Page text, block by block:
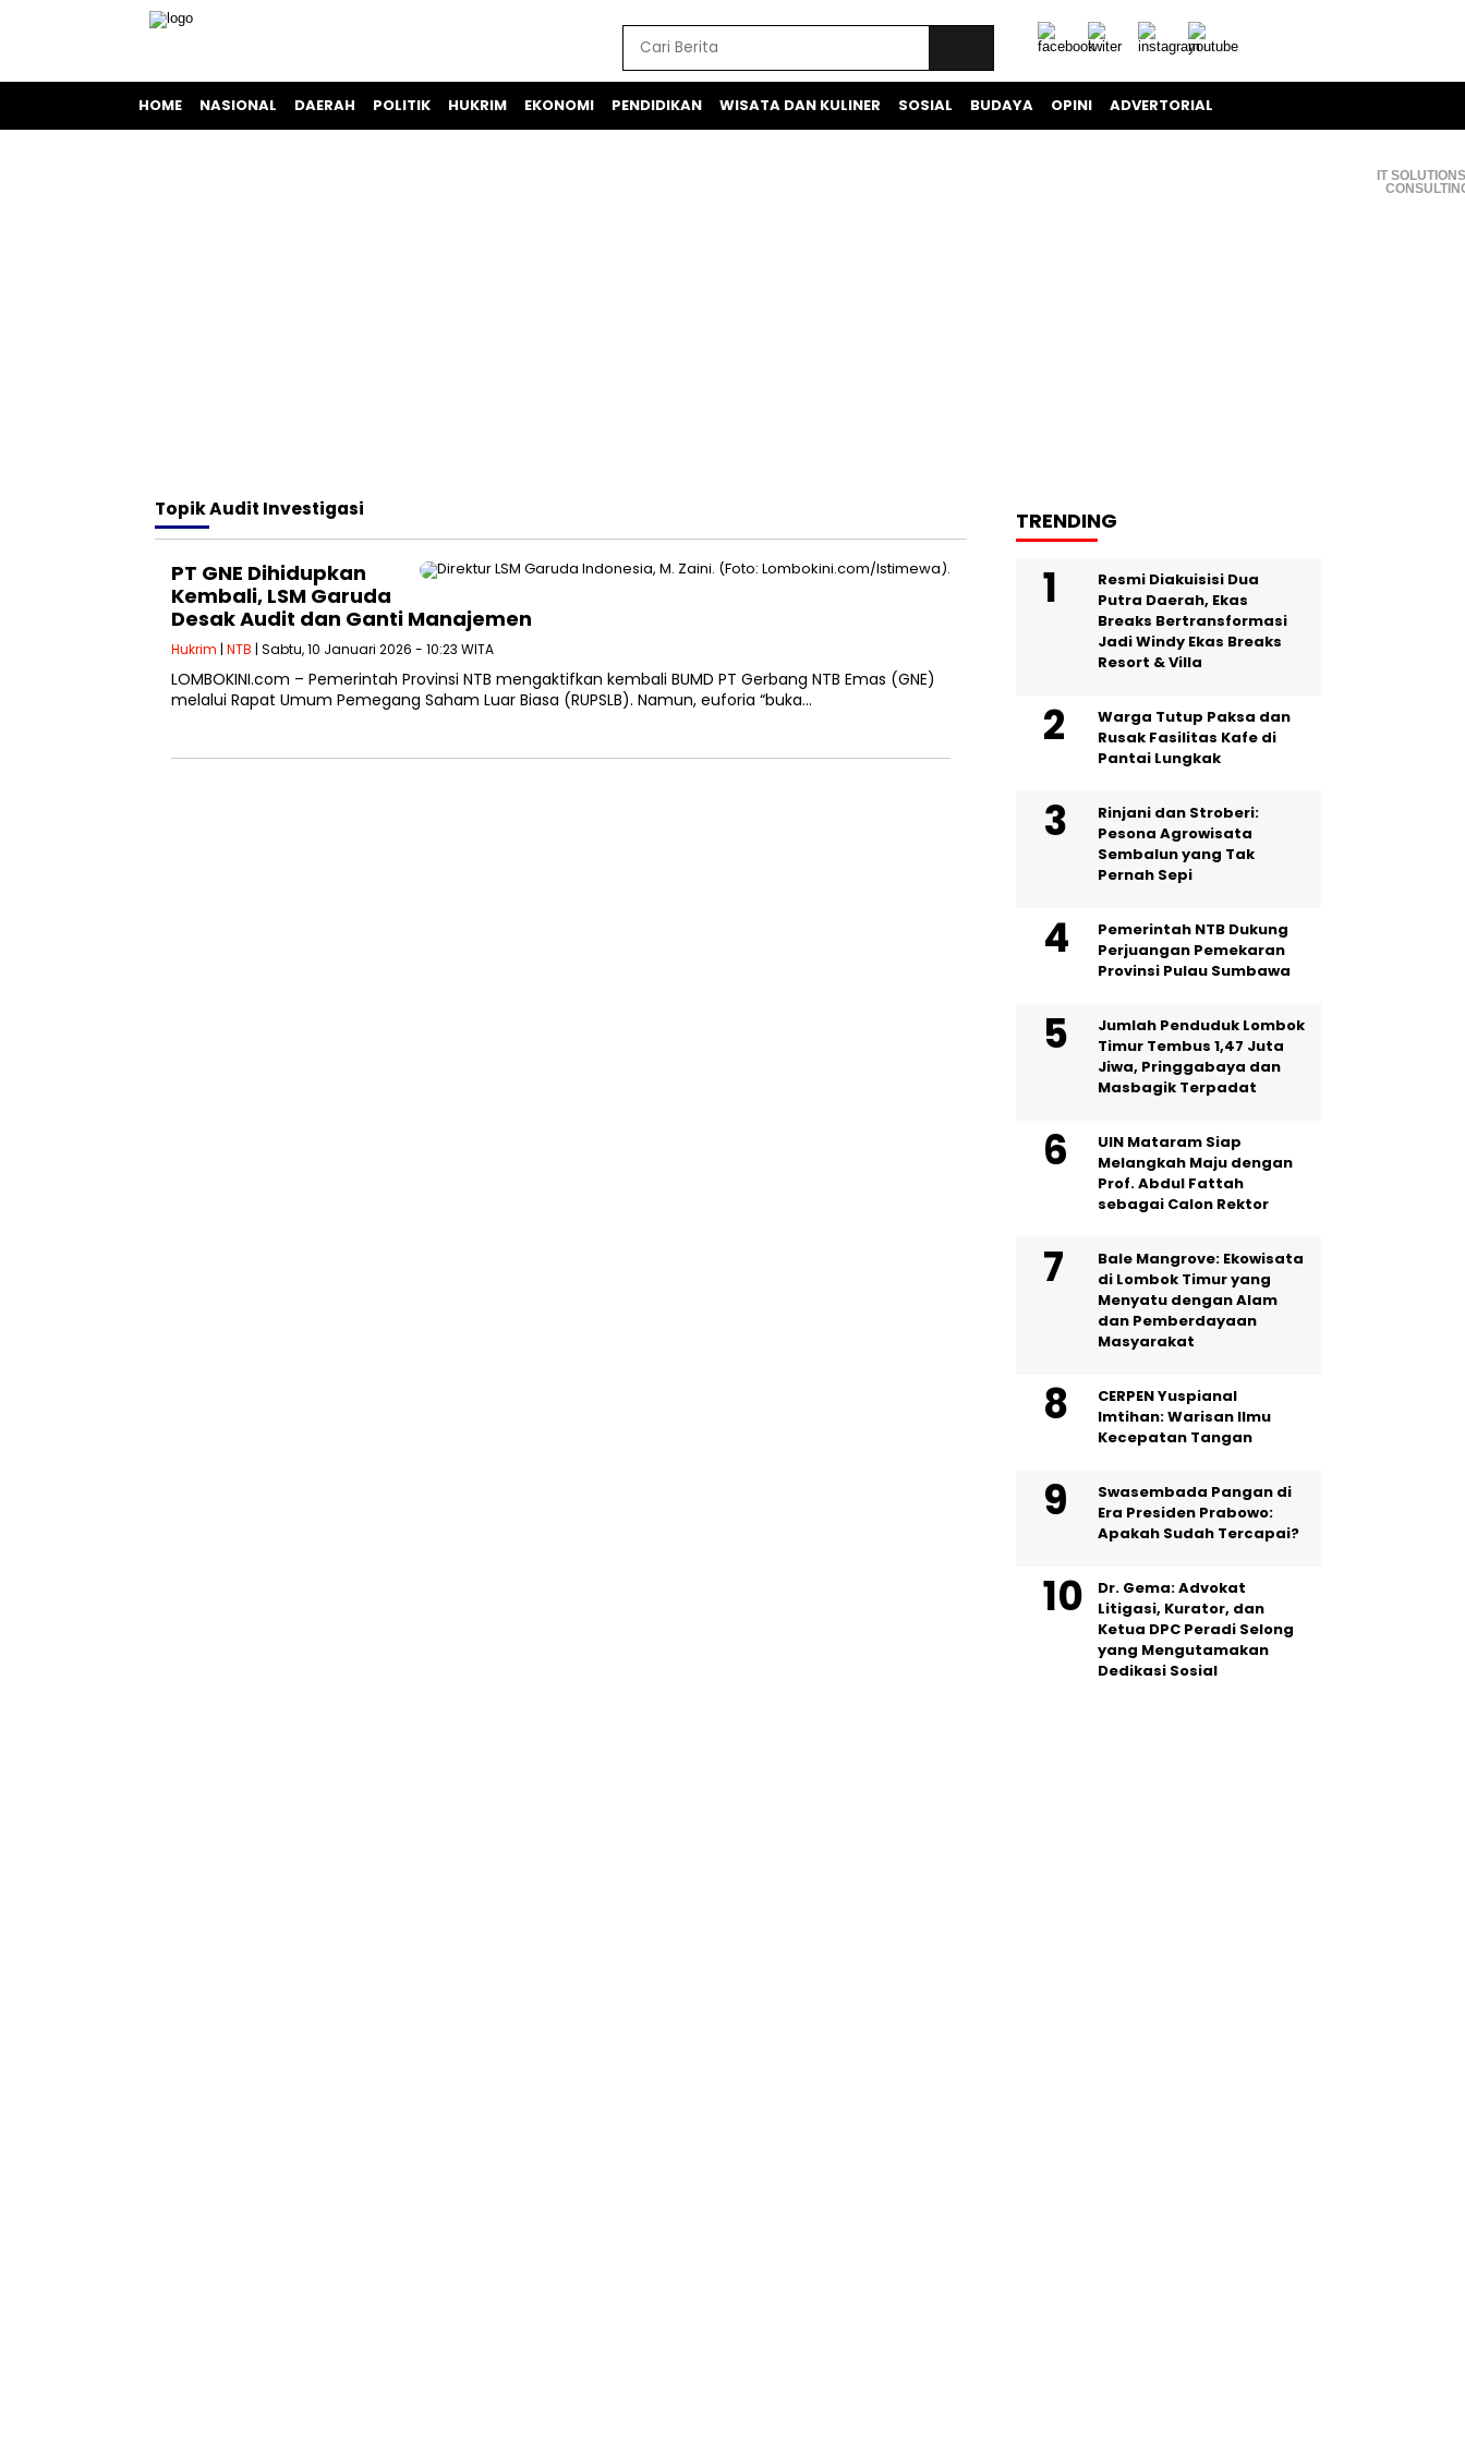
HOME NASIONAL DAERAH POLITIK HUKRIM EKONOMI PENDIDIKAN WISATA DAN KULINER SOSIAL BUDAYA OPINI ADVERTORIAL
IT
TopikAudit Investigasi
PT GNE Dihidupkan
Kembali, LSM Garuda
Desak Audit dan Ganti Manajemen
Hukrim | NTB | Sabtu, 10 Januari 2026 - 10:23 WITA
LOMBOKINI.com – Pemerintah Provinsi NTB mengaktifkan kembali BUMD PT Gerbang NTB Emas (GNE)
melalui Rapat Umum Pemegang Saham Luar Biasa (RUPSLB). Namun, euforia “buka…
TRENDING
Resmi Diakuisisi Dua
Putra Daerah, Ekas
Breaks Bertransformasi
Jadi Windy Ekas Breaks
Resort & Villa
Warga Tutup Paksa dan
Rusak Fasilitas Kafe di
Pantai Lungkak
Rinjani dan Stroberi:
Pesona Agrowisata
Sembalun yang Tak
Pernah Sepi
Pemerintah NTB Dukung
Perjuangan Pemekaran
Provinsi Pulau Sumbawa
Jumlah Penduduk Lombok
Timur Tembus 1,47 Juta
Jiwa, Pringgabaya dan
Masbagik Terpadat
UIN Mataram Siap
Melangkah Maju dengan
Prof. Abdul Fattah
sebagai Calon Rektor
Bale Mangrove: Ekowisata
di Lombok Timur yang
Menyatu dengan Alam
dan Pemberdayaan
Masyarakat
CERPEN Yuspianal
Imtihan: Warisan Ilmu
Kecepatan Tangan
Swasembada Pangan di
Era Presiden Prabowo:
Apakah Sudah Tercapai?
Dr. Gema: Advokat
Litigasi, Kurator, dan
Ketua DPC Peradi Selong
yang Mengutamakan
Dedikasi Sosial